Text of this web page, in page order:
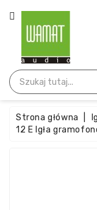
KATEGORIA
Główna
Igły
Wkładki
Strona główna
12 E Igła